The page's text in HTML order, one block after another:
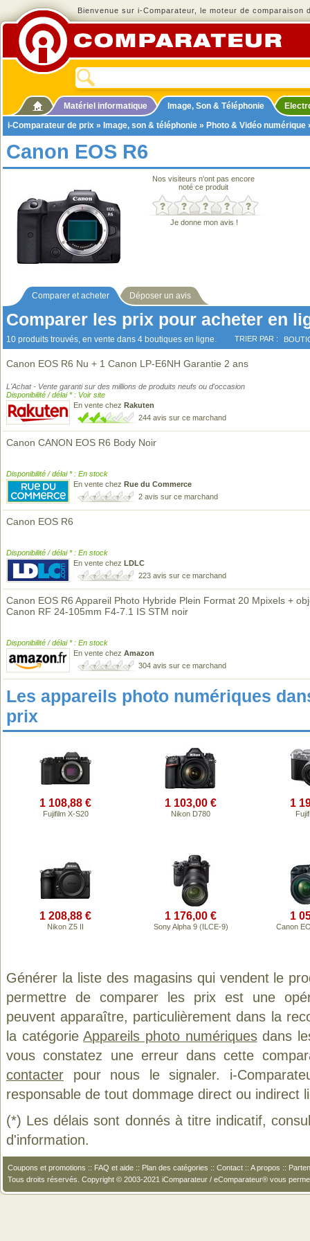
Bienvenue sur i-Comparateur, le moteur de comparaison
Matériel informatique Image, Son & Téléphonie
i-Comparateur de prix » Image, son & téléphonie » Photo & Vidéo numérique
Canon EOS R6
Nos visiteurs n'ont pas encore
noté ce produit
Je donne mon avis !
Comparer et acheter Déposer un avis
Comparer les prix pour acheter en
10 produits trouvés, en vente dans 4 boutiques en ligne. TRIER PAR :
Canon EOS R6 Nu + 1 Canon LP-E6NH Garantie 2 ans
L'Achat - Vente garanti sur des millions de produits neufs ou d'occasion
Disponibilité / délai * : Voir site
En vente chez Rakuten
244 avis sur ce marchand
Canon CANON EOS R6 Body Noir
Disponibilité / délai * : En stock
En vente chez Rue du Commerce
2 avis sur ce marchand
Canon EOS R6
Disponibilité / délai * : En stock
En vente chez LDLC
223 avis sur ce marchand
Canon EOS R6 Appareil Photo Hybride Plein Format 20 Mpixels +
Canon RF 24-105mm F4-7.1 IS STM noir
Disponibilité / délai * : En stock
En vente chez Amazon
304 avis sur ce marchand
Les appareils photo numériques
prix
1 108,88 €
Fujifilm X-S20
1 103,00 €
Nikon D780
1
1 208,88 €
Nikon Z5 II
1 176,00 €
Sony Alpha 9 (ILCE-9)
1
Canon
Générer la liste des magasins qui vendent le
permettre de comparer les prix est une
peuvent apparaître, particulièrement dans la
la catégorieAppareils photo numériquesdans
vous constatez une erreur dans cette
contacter pour nous le signaler. i-
responsable de tout dommage direct ou indirect
(*) Les délais sont donnés à titre indicatif,
d'information.
Coupons et promotions :: FAQ et aide :: Plan des catégories :: Contact :: A propos ::
Tous droits réservés. Copyright © 2003-2021 iComparateur / eComparateur® vous